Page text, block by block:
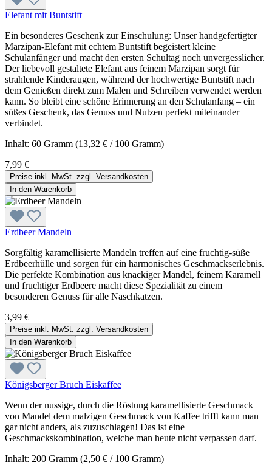
Elefant mit Buntstift
Ein besonderes Geschenk zur Einschulung: Unser handgefertigter
Marzipan-Elefant mit echtem Buntstift begeistert kleine
Schulanfänger und macht den ersten Schultag noch unvergesslicher.
Der liebevoll gestaltete Elefant aus feinem Marzipan sorgt für
strahlende Kinderaugen, während der hochwertige Buntstift nach
dem Genießen direkt zum Malen und Schreiben verwendet werden
kann. So bleibt eine schöne Erinnerung an den Schulanfang – ein
süßes Geschenk, das Genuss und Nutzen perfekt miteinander
verbindet.
Inhalt: 60 Gramm (13,32 € / 100 Gramm)
7,99 €
Preise inkl. MwSt. zzgl. Versandkosten
In den Warenkorb
Erdbeer Mandeln
Sorgfältig karamellisierte Mandeln treffen auf eine fruchtig-süße
Erdbeerhülle und sorgen für ein harmonisches Geschmackserlebnis.
Die perfekte Kombination aus knackiger Mandel, feinem Karamell
und fruchtiger Erdbeere macht diese Spezialität zu einem
besonderen Genuss für alle Naschkatzen.
3,99 €
Preise inkl. MwSt. zzgl. Versandkosten
In den Warenkorb
Königsberger Bruch Eiskaffee
Wenn der nussige, durch die Röstung karamellisierte Geschmack
von Mandel dem malzigen Geschmack von Kaffee trifft kann man
gar nicht anders, als zuzuschlagen! Das ist eine
Geschmackskombination, welche man heute nicht verpassen darf.
Inhalt: 200 Gramm (2,50 € / 100 Gramm)